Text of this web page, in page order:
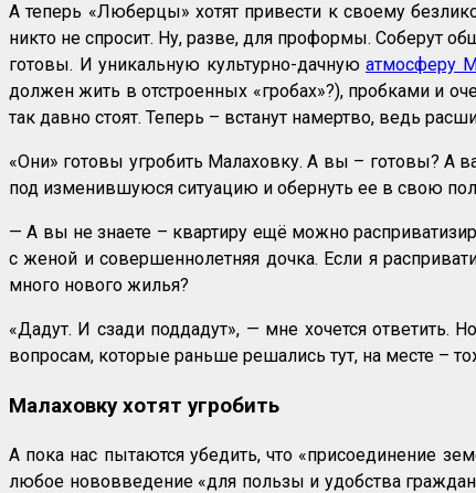
А теперь «Люберцы» хотят привести к своему
никто не спросит. Ну, разве, для проформы. Соберут
готовы. И уникальную культурно-дачную атмосферу
должен жить в отстроенных «гробах»?), пробками и
так давно стоят. Теперь – встанут намертво, ведь
«Они» готовы угробить Малаховку. А вы – готовы? А
под изменившуюся ситуацию и обернуть ее в свою
— А вы не знаете – квартиру ещё можно
с женой и совершеннолетняя дочка. Если я
много нового жилья?
«Дадут. И сзади поддадут», — мне хочется
вопросам, которые раньше решались тут, на месте –
Малаховку хотят угробить
А пока нас пытаются убедить, что «присоединение
любое нововведение «для пользы и удобства